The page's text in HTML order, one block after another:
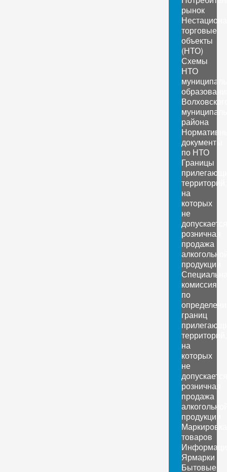
рынок
торговые
объекты
(НТО)
Схемы
НТО
района
документы
по НТО
Границы
территорий,
на
которых
не
допускается
розничная
продажа
продукции
комиссия
по
границ
территорий,
на
которых
не
допускается
розничная
продажа
продукции
Маркировка
товаров
Ярмарки
Бытовые